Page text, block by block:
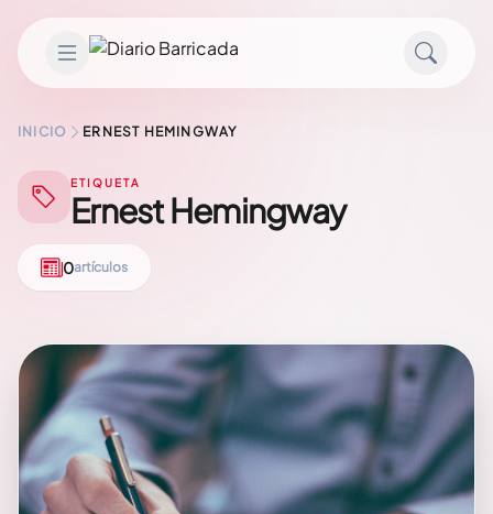
INICIO ERNEST HEMINGWAY
ETIQUETA
Ernest Hemingway
0artículos